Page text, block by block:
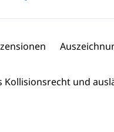
Kollisionsrecht und